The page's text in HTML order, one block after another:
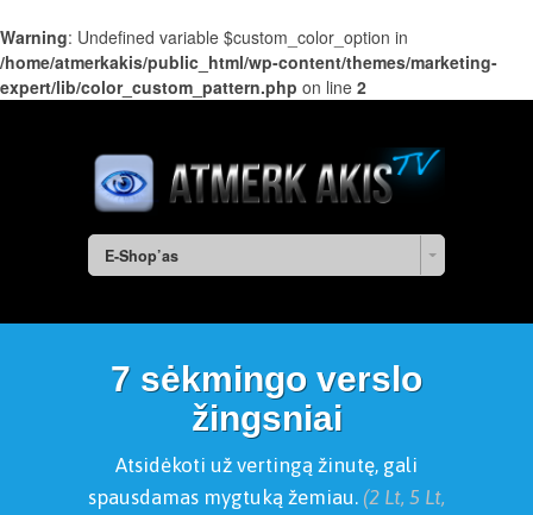
Warning: Undefined variable $custom_color_option in
/home/atmerkakis/public_html/wp-content/themes/marketing-
expert/lib/color_custom_pattern.php on line 2
E-Shop’as
7 sėkmingo verslo
žingsniai
Atsidėkoti už vertingą žinutę, gali
spausdamas mygtuką žemiau. (2 Lt, 5 Lt,